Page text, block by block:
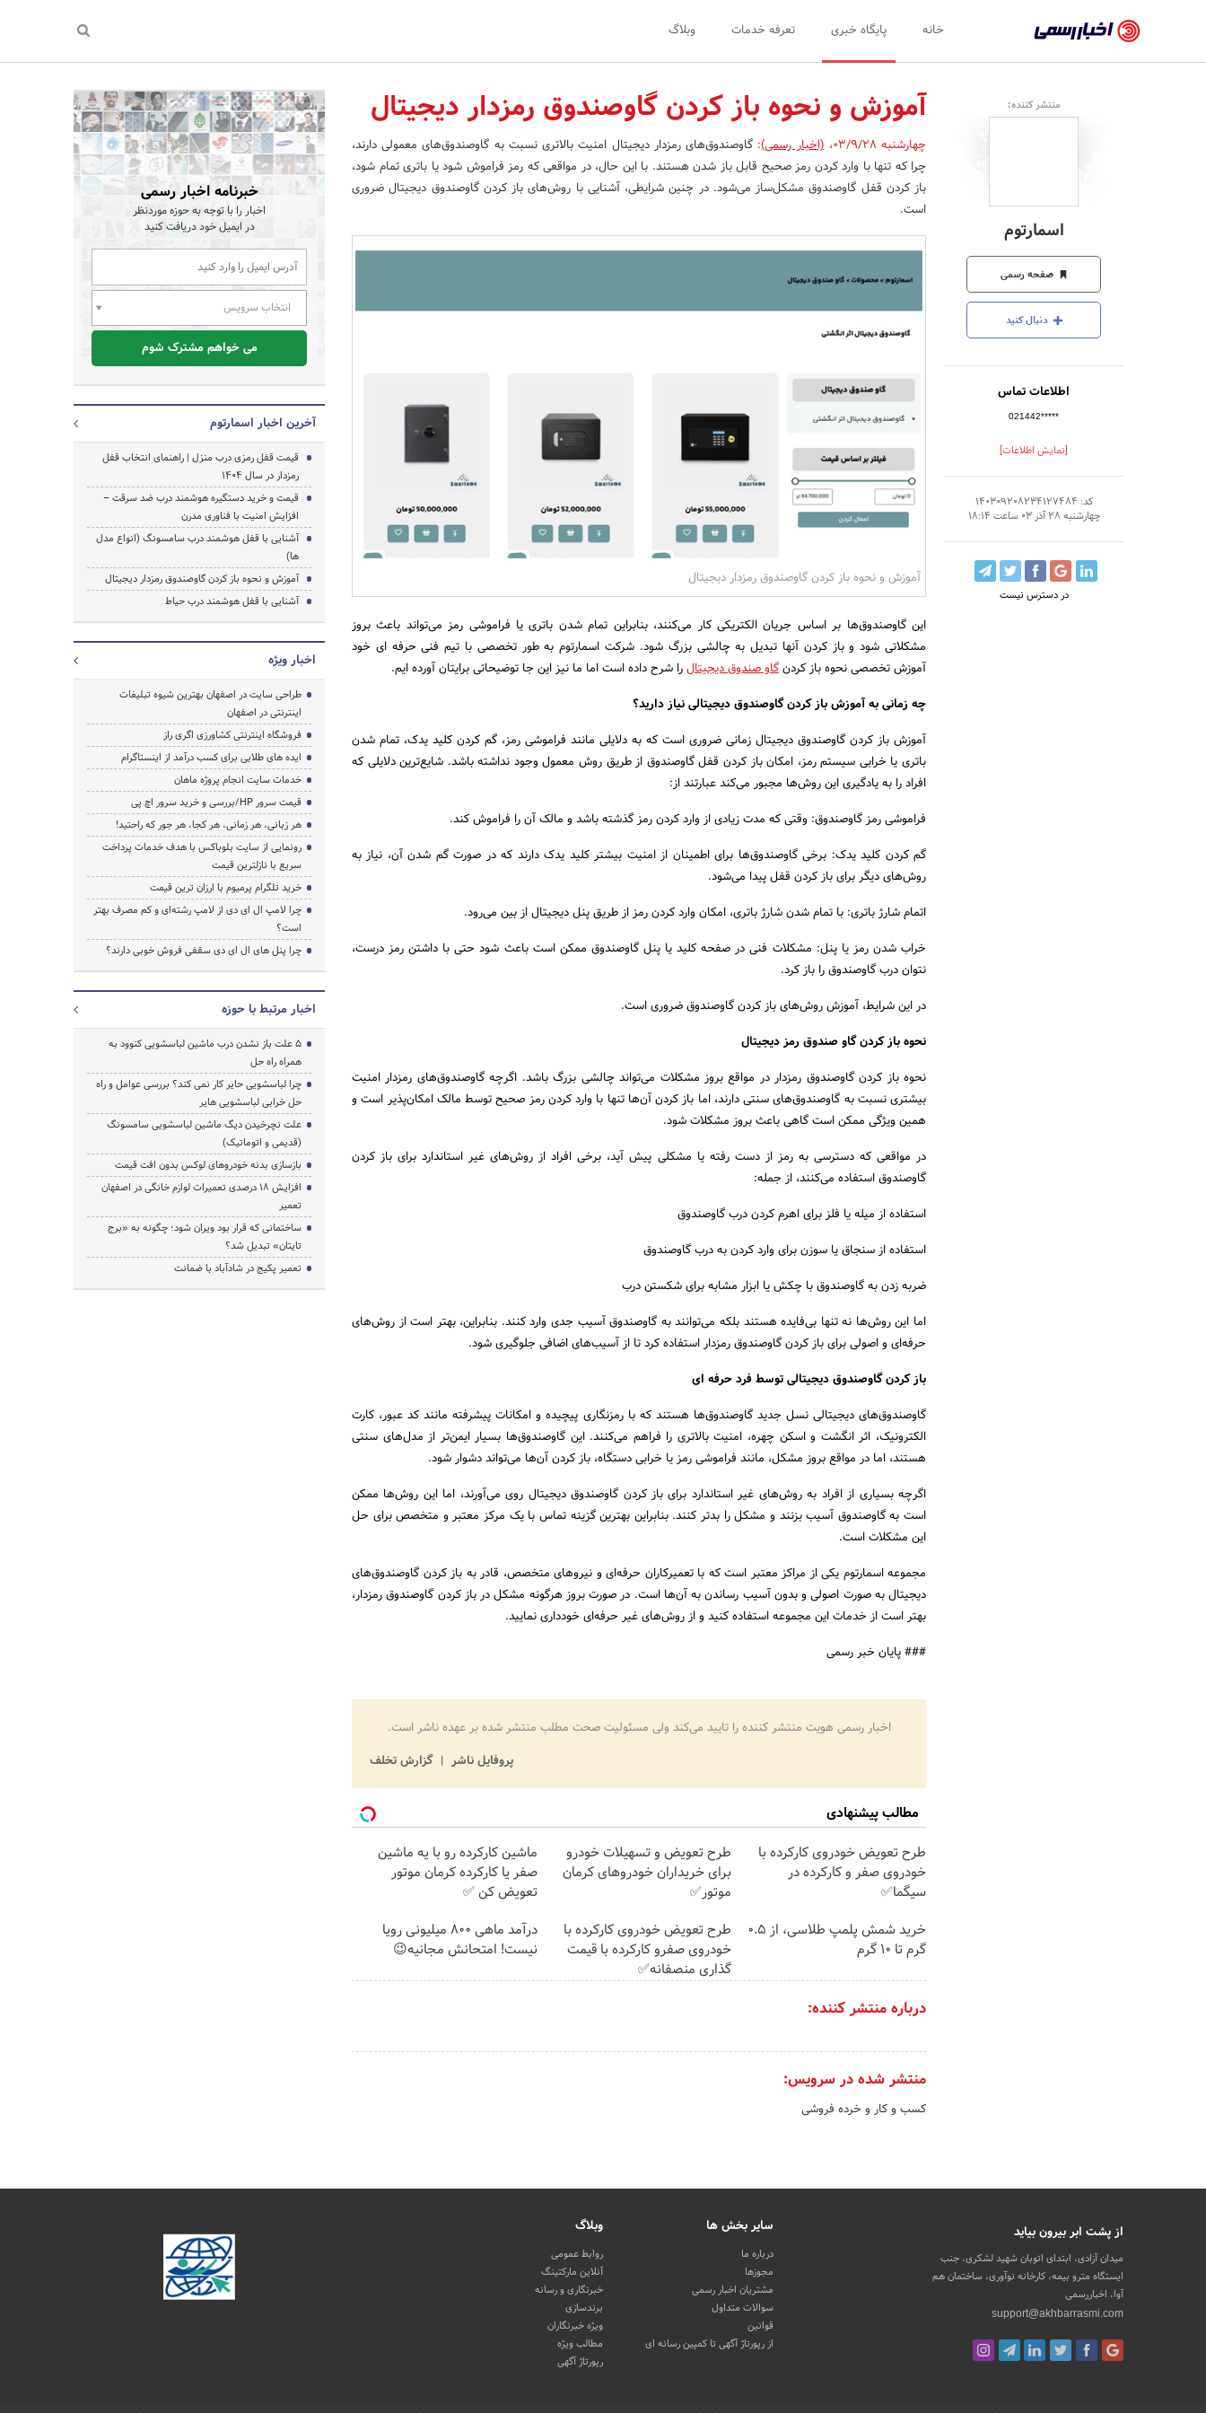
رسمی
-
اخبار
شرکت‌ها،
سازمان‌ها
و
روابط
عمومی‌ها
خانه پایگاه خبری تعرفه خدمات وبلاگ
جستجو
منتشر کننده:
اسمارتوم
صفحه رسمی
دنبال کنید
اطلاعات تماس
021442*****
[نمایش اطلاعات]
کد: 140309208234127484
چهارشنبه 28 آذر 03 ساعت 18:14
در دسترس نیست
آموزش و نحوه باز کردن گاوصندوق رمزدار دیجیتال
چهارشنبه 03/9/28 ،(اخبار رسمی): گاوصندوق‌های رمزدار دیجیتال امنیت بالاتری نسبت به گاوصندوق‌های معمولی دارند،
چرا که تنها با وارد کردن رمز صحیح قابل باز شدن هستند. با این حال، در مواقعی که رمز فراموش شود یا باتری تمام شود،
باز کردن قفل گاوصندوق مشکل‌ساز می‌شود. در چنین شرایطی، آشنایی با روش‌های باز کردن گاوصندوق دیجیتال ضروری
است.
آموزش و نحوه باز کردن گاوصندوق رمزدار دیجیتال
این گاوصندوق‌ها بر اساس جریان الکتریکی کار می‌کنند، بنابراین تمام شدن باتری یا فراموشی رمز می‌تواند باعث بروز
مشکلاتی شود و باز کردن آنها تبدیل به چالشی بزرگ شود. شرکت اسمارتوم به طور تخصصی با تیم فنی حرفه ای خود
آموزش تخصصی نحوه باز کردنگاو صندوق دیجیتالرا شرح داده است اما ما نیز این جا توضیحاتی برایتان آورده ایم.
چه زمانی به آموزش باز کردن گاوصندوق دیجیتالی نیاز دارید؟
آموزش باز کردن گاوصندوق دیجیتال زمانی ضروری است که به دلایلی مانند فراموشی رمز، گم کردن کلید یدک، تمام شدن
باتری یا خرابی سیستم رمز، امکان باز کردن قفل گاوصندوق از طریق روش معمول وجود نداشته باشد. شایع‌ترین دلایلی که
افراد را به یادگیری این روش‌ها مجبور می‌کند عبارتند از:
فراموشی رمز گاوصندوق: وقتی که مدت زیادی از وارد کردن رمز گذشته باشد و مالک آن را فراموش کند.
گم کردن کلید یدک: برخی گاوصندوق‌ها برای اطمینان از امنیت بیشتر کلید یدک دارند که در صورت گم شدن آن، نیاز به
روش‌های دیگر برای باز کردن قفل پیدا می‌شود.
اتمام شارژ باتری: با تمام شدن شارژ باتری، امکان وارد کردن رمز از طریق پنل دیجیتال از بین می‌رود.
خراب شدن رمز یا پنل: مشکلات فنی در صفحه کلید یا پنل گاوصندوق ممکن است باعث شود حتی با داشتن رمز درست،
نتوان درب گاوصندوق را باز کرد.
در این شرایط، آموزش روش‌های باز کردن گاوصندوق ضروری است.
نحوه باز کردن گاو صندوق رمز دیجیتال
نحوه باز کردن گاوصندوق رمزدار در مواقع بروز مشکلات می‌تواند چالشی بزرگ باشد. اگرچه گاوصندوق‌های رمزدار امنیت
بیشتری نسبت به گاوصندوق‌های سنتی دارند، اما باز کردن آن‌ها تنها با وارد کردن رمز صحیح توسط مالک امکان‌پذیر است و
همین ویژگی ممکن است گاهی باعث بروز مشکلات شود.
در مواقعی که دسترسی به رمز از دست رفته یا مشکلی پیش آید، برخی افراد از روش‌های غیر استاندارد برای باز کردن
گاوصندوق استفاده می‌کنند، از جمله:
استفاده از میله یا فلز برای اهرم کردن درب گاوصندوق
استفاده از سنجاق یا سوزن برای وارد کردن به درب گاوصندوق
ضربه زدن به گاوصندوق با چکش یا ابزار مشابه برای شکستن درب
اما این روش‌ها نه تنها بی‌فایده هستند بلکه می‌توانند به گاوصندوق آسیب جدی وارد کنند. بنابراین، بهتر است از روش‌های
حرفه‌ای و اصولی برای باز کردن گاوصندوق رمزدار استفاده کرد تا از آسیب‌های اضافی جلوگیری شود.
باز کردن گاوصندوق دیجیتالی توسط فرد حرفه ای
گاوصندوق‌های دیجیتالی نسل جدید گاوصندوق‌ها هستند که با رمزنگاری پیچیده و امکانات پیشرفته مانند کد عبور، کارت
الکترونیک، اثر انگشت و اسکن چهره، امنیت بالاتری را فراهم می‌کنند. این گاوصندوق‌ها بسیار ایمن‌تر از مدل‌های سنتی
هستند، اما در مواقع بروز مشکل، مانند فراموشی رمز یا خرابی دستگاه، باز کردن آن‌ها می‌تواند دشوار شود.
اگرچه بسیاری از افراد به روش‌های غیر استاندارد برای باز کردن گاوصندوق دیجیتال روی می‌آورند، اما این روش‌ها ممکن
است به گاوصندوق آسیب بزنند و مشکل را بدتر کنند. بنابراین بهترین گزینه تماس با یک مرکز معتبر و متخصص برای حل
این مشکلات است.
مجموعه اسمارتوم یکی از مراکز معتبر است که با تعمیرکاران حرفه‌ای و نیروهای متخصص، قادر به باز کردن گاوصندوق‌های
دیجیتال به صورت اصولی و بدون آسیب رساندن به آن‌ها است. در صورت بروز هرگونه مشکل در باز کردن گاوصندوق رمزدار،
بهتر است از خدمات این مجموعه استفاده کنید و از روش‌های غیر حرفه‌ای خودداری نمایید.
### پایان خبر رسمی
اخبار رسمی هویت منتشر کننده را تایید می‌کند ولی مسئولیت صحت مطلب منتشر شده بر عهده ناشر است.
پروفایل ناشر
گزارش تخلف
مطالب پیشنهادی
طرح تعویض خودروی کارکرده با
خودروی صفر و کارکرده در
سیگما✅
طرح تعویض و تسهیلات خودرو
برای خریداران خودروهای کرمان
موتور✅
ماشین کارکرده رو با یه ماشین
صفر یا کارکرده کرمان موتور
تعویض کن ✅
خرید شمش پلمپ طلاسی، از ۰.۵
گرم تا ۱۰ گرم
طرح تعویض خودروی کارکرده با
خودروی صفرو کارکرده با قیمت
گذاری منصفانه✅
درآمد ماهی 800 میلیونی رویا
نیست! امتحانش مجانیه😉
درباره منتشر کننده:
منتشر شده در سرویس:
کسب و کار و خرده فروشی
خبرنامه اخبار رسمی
اخبار را با توجه به حوزه موردنظر
در ایمیل خود دریافت کنید
انتخاب سرویس
می خواهم مشترک شوم
آخرین اخبار اسمارتوم
قیمت قفل رمزی درب منزل | راهنمای انتخاب قفل
رمزدار در سال ۱۴۰۴
قیمت و خرید دستگیره هوشمند درب ضد سرقت –
افزایش امنیت با فناوری مدرن
آشنایی با قفل هوشمند درب سامسونگ (انواع مدل
ها)
آموزش و نحوه باز کردن گاوصندوق رمزدار دیجیتال
آشنایی با قفل هوشمند درب حیاط
اخبار ویژه
طراحی سایت در اصفهان بهترین شیوه تبلیغات
اینترنتی در اصفهان
فروشگاه اینترنتی کشاورزی اگری راز
ایده های طلایی برای کسب درآمد از اینستاگرام
خدمات سایت انجام پروژه ماهان
قیمت سرور HP/بررسی و خرید سرور اچ پی
هر زبانی، هر زمانی، هر کجا، هر جور که راحتید!
رونمایی از سایت بلوباکس با هدف خدمات پرداخت
سریع با نازلترین قیمت
خرید تلگرام پرمیوم با ارزان ترین قیمت
چرا لامپ ال ای دی از لامپ رشته‌ای و کم مصرف بهتر
است؟
چرا پنل های ال ای دی سقفی فروش خوبی دارند؟
اخبار مرتبط با حوزه
5 علت باز نشدن درب ماشین لباسشویی کنوود به
همراه راه حل
چرا لباسشویی حایر کار نمی کند؟ بررسی عوامل و راه
حل خرابی لباسشویی هایر
علت نچرخیدن دیگ ماشین لباسشویی سامسونگ
(قدیمی و اتوماتیک)
بازسازی بدنه خودروهای لوکس بدون افت قیمت
افزایش ۱۸ درصدی تعمیرات لوازم خانگی در اصفهان
تعمیر
ساختمانی که قرار بود ویران شود؛ چگونه به «برج
تایتان» تبدیل شد؟
تعمیر پکیج در شادآباد با ضمانت
از پشت ابر بیرون بیاید
میدان آزادی، ابتدای اتوبان شهید لشکری، جنب
ایستگاه مترو بیمه، کارخانه نوآوری، ساختمان هم
آوا، اخباررسمی
support@akhbarrasmi.com
سایر بخش ها
درباره ما
مجوزها
مشتریان اخبار رسمی
سوالات متداول
قوانین
از رپورتاژ آگهی تا کمپین رسانه ای
وبلاگ
روابط عمومی
آنلاین مارکتینگ
خبرنگاری و رسانه
برندسازی
ویژه خبرنگاران
مطالب ویژه
رپورتاژ آگهی